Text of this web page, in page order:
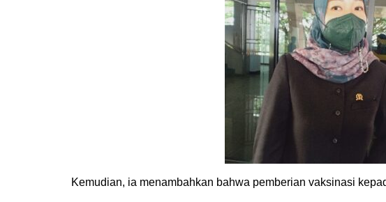
Kemudian, ia menambahkan bahwa pemberian vaksinasi